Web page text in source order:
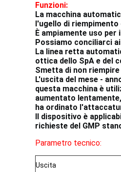
Funzioni:
La macchina
l'ugello di
È ampiamente uso
Possiamo conciliarci
La linea retta
ottica dello SpA e del
Smetta di non
L'uscita del mese -
questa macchina è
aumentato
ha ordinato
Il dispositivo è
richieste del GMP
Parametro tecnico:
Uscita